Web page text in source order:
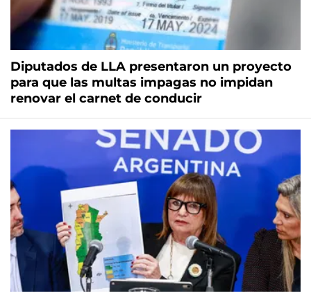
Diputados de LLA presentaron un proyecto
para que las multas impagas no impidan
renovar el carnet de conducir